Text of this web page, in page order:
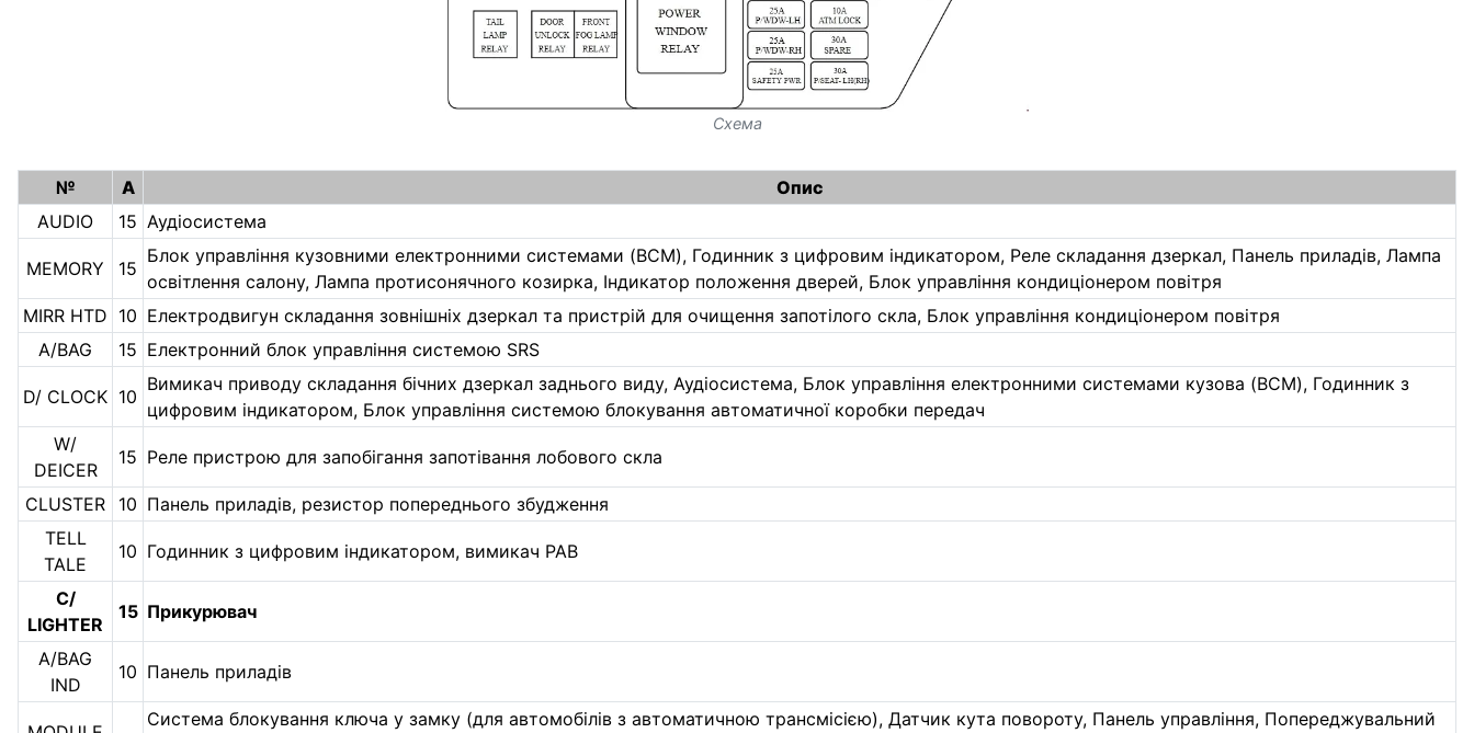
Схема
№ A
Опис
AUDIO
15 Аудіосистема
MEMORY 15
Блок управління кузовними електронними системами (BCM), Годинник з цифровим індикатором, Реле складання дзеркал, Панель приладів, Лампа
освітлення салону, Лампа протисонячного козирка, Індикатор положення дверей, Блок управління кондиціонером повітря
MIRR HTD 10 Електродвигун складання зовнішніх дзеркал та пристрій для очищення запотілого скла, Блок управління кондиціонером повітря
A/BAG
15 Електронний блок управління системою SRS
D/ CLOCK 10
Вимикач приводу складання бічних дзеркал заднього виду, Аудіосистема, Блок управління електронними системами кузова (BCM), Годинник з
цифровим індикатором, Блок управління системою блокування автоматичної коробки передач
W/
DEICER
15 Реле пристрою для запобігання запотівання лобового скла
CLUSTER 10 Панель приладів, резистор попереднього збудження
TELL
TALE
10 Годинник з цифровим індикатором, вимикач PAB
C/
LIGHTER
15 Прикурювач
A/BAG
IND
10 Панель приладів
Система блокування ключа у замку (для автомобілів з автоматичною трансмісією), Датчик кута повороту, Панель управління, Попереджувальний